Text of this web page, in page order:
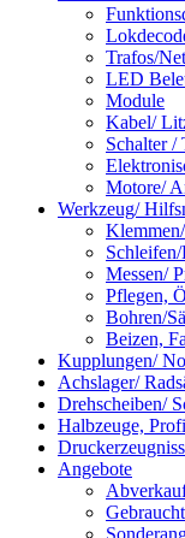
Trafos/
LED
Module
Kabel/
Schalter /
Motore/
Werkzeug/
Messen/
Pflegen,
Bohren/
Beizen,
Kupplungen/
Achslager/
Drehscheiben/
Halbzeuge,
Angebote